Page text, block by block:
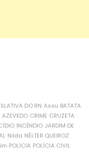
DO RN Assu BATATA
AZEVEDO CRIME CRUZETA
INCÊNDIO JARDIM DE
Nilda NÉLTER QUEIROZ
POLÍCIA POLÍCIA CIVIL